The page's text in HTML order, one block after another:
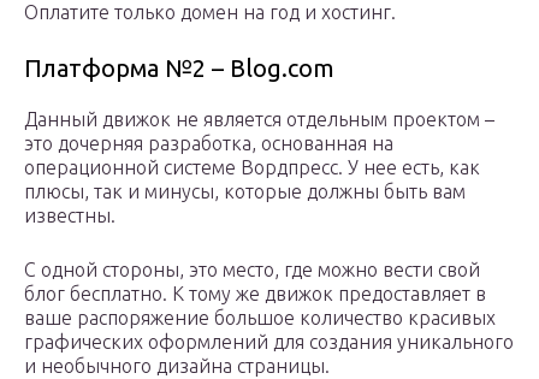
Оплатите только домен на год и хостинг.
Платформа №2 – Blog.com
Данный движок не является отдельным проектом –
это дочерняя разработка, основанная на
операционной системе Вордпресс. У нее есть, как
плюсы, так и минусы, которые должны быть вам
известны.
С одной стороны, это место, где можно вести свой
блог бесплатно. К тому же движок предоставляет в
ваше распоряжение большое количество красивых
графических оформлений для создания уникального
и необычного дизайна страницы.